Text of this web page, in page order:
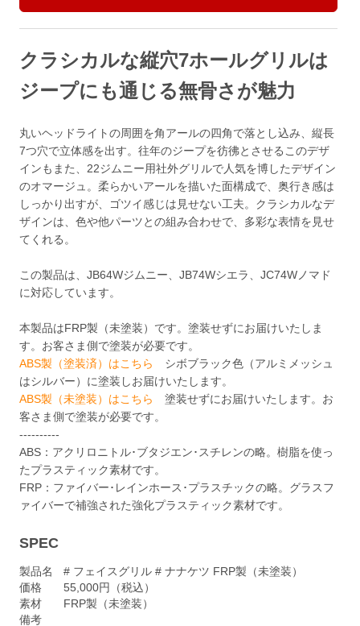
クラシカルな縦穴7ホールグリルは
ジープにも通じる無骨さが魅力
丸いヘッドライトの周囲を角アールの四角で落とし込み、縦長
7つ穴で立体感を出す。往年のジープを彷彿とさせるこのデザ
インもまた、22ジムニー用社外グリルで人気を博したデザイン
のオマージュ。柔らかいアールを描いた面構成で、奥行き感は
しっかり出すが、ゴツイ感じは見せない工夫。クラシカルなデ
ザインは、色や他パーツとの組み合わせで、多彩な表情を見せ
てくれる。
この製品は、JB64Wジムニー、JB74Wシエラ、JC74Wノマド
に対応しています。
本製品はFRP製（未塗装）です。塗装せずにお届けいたしま
す。お客さま側で塗装が必要です。
ABS製（塗装済）はこちら
シボブラック色（アルミメッシュ
はシルバー）に塗装しお届けいたします。
ABS製（未塗装）はこちら
塗装せずにお届けいたします。お
客さま側で塗装が必要です。
----------
ABS：アクリロニトル･ブタジエン･スチレンの略。樹脂を使っ
たプラスティック素材です。
FRP：ファイバー･レインホース･プラスチックの略。グラスフ
ァイバーで補強された強化プラスティック素材です。
SPEC
製品名
# フェイスグリル # ナナケツ FRP製（未塗装）
価格
55,000円（税込）
素材
FRP製（未塗装）
備考